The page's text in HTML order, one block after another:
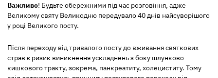
Важливо! Будьте обережними під час розговіння, адже
Великому святу Великодню передувало 40 днів найсуворішого
у році Великого посту.
Після переходу від тривалого посту до вживання святкових
страв є ризик виникнення ускладнень з боку шлунково-
кишкового тракту, зокрема, панкреатиту, холециститу. Тому